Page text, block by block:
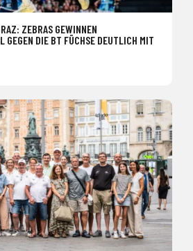
ZEBRAS GEWINNEN
GEGEN DIE BT FÜCHSE DEUTLICH MIT